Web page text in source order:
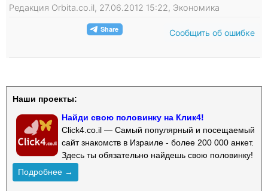
Редакция Orbita.co.il, 27.06.2012 15:22, Экономика
Сообщить об ошибке
Наши проекты:
Найди свою половинку на Клик4!
Click4.co.il — Самый популярный и посещаемый
сайт знакомств в Израиле - более 200 000 анкет.
Здесь ты обязательно найдешь свою половинку!
Подробнее →